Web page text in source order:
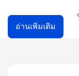
อ่านเพิ่มเติม